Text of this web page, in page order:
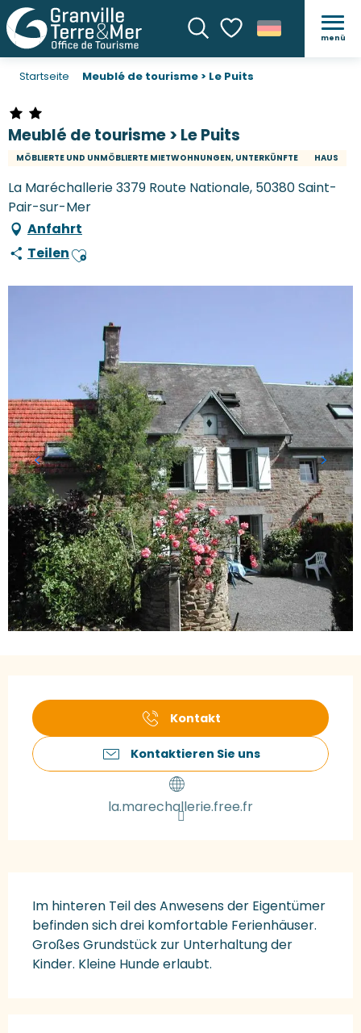
SucheVoir les favoris
menü
Startseite Meublé de tourisme > Le Puits
Meublé de tourisme > Le Puits
MÖBLIERTE UND UNMÖBLIERTE MIETWOHNUNGEN, UNTERKÜNFTE HAUS
La Maréchallerie 3379 Route Nationale, 50380 Saint-
Pair-sur-Mer
Anfahrt
TeilenAjouter aux favoris
Kontakt
Kontaktieren Sie uns
la.marechallerie.free.fr
Im hinteren Teil des Anwesens der Eigentümer
befinden sich drei komfortable Ferienhäuser.
Großes Grundstück zur Unterhaltung der
Kinder. Kleine Hunde erlaubt.